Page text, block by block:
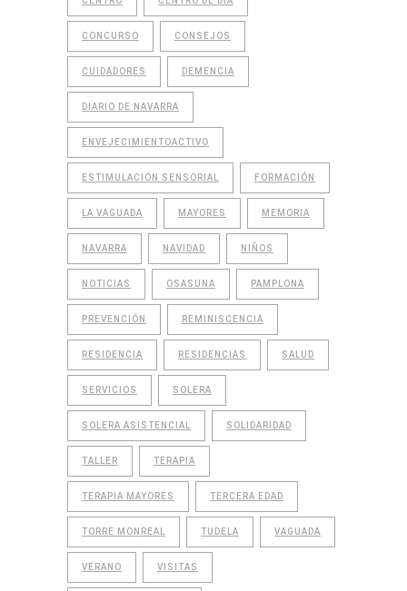
CONCURSO CONSEJOS
CUIDADORES DEMENCIA
DIARIO DE NAVARRA
ENVEJECIMIENTOACTIVO
ESTIMULACIÓN SENSORIAL FORMACIÓN
LA VAGUADA MAYORES MEMORIA
NAVARRA NAVIDAD NIÑOS
NOTICIAS OSASUNA PAMPLONA
PREVENCIÓN REMINISCENCIA
RESIDENCIA RESIDENCIAS SALUD
SERVICIOS SOLERA
SOLERA ASISTENCIAL SOLIDARIDAD
TALLER TERAPIA
TERAPIA MAYORES TERCERA EDAD
TORRE MONREAL TUDELA VAGUADA
VERANO VISITAS